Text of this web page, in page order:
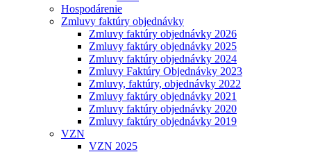
Hospodárenie
Zmluvy faktúry objednávky
Zmluvy faktúry objednávky 2026
Zmluvy faktúry objednávky 2025
Zmluvy faktúry objednávky 2024
Zmluvy Faktúry Objednávky 2023
Zmluvy, faktúry, objednávky 2022
Zmluvy faktúry objednávky 2021
Zmluvy faktúry objednávky 2020
Zmluvy faktúry objednávky 2019
VZN
VZN 2025